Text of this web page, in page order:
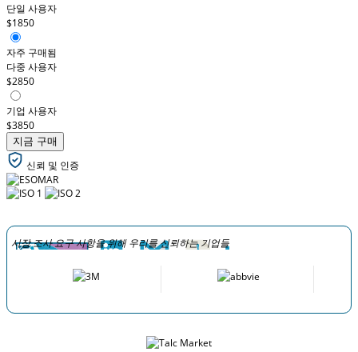
단일 사용자
$1850
자주 구매됨
다중 사용자
$2850
기업 사용자
$3850
지금 구매
신뢰 및 인증
시장 조사 요구 사항을 위해 우리를 신뢰하는 기업들